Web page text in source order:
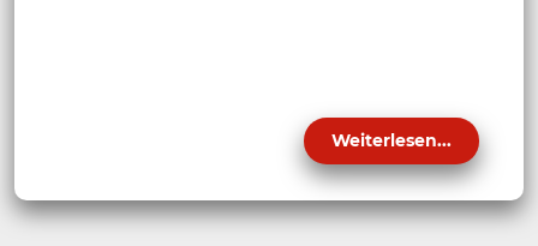
Weiterlesen...